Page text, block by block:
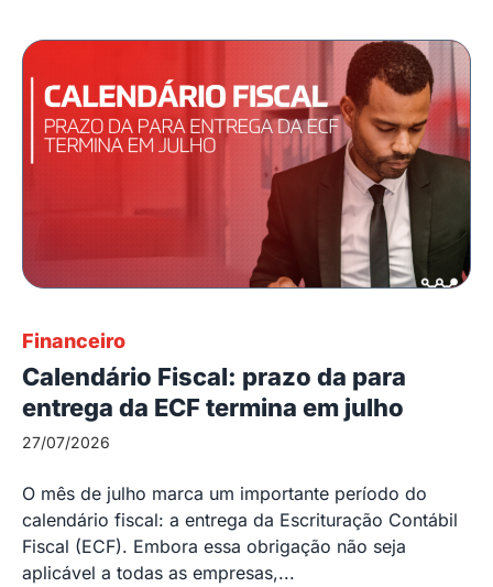
Financeiro
Calendário Fiscal: prazo da para
entrega da ECF termina em julho
27/07/2026
O mês de julho marca um importante período do
calendário fiscal: a entrega da Escrituração Contábil
Fiscal (ECF). Embora essa obrigação não seja
aplicável a todas as empresas,...